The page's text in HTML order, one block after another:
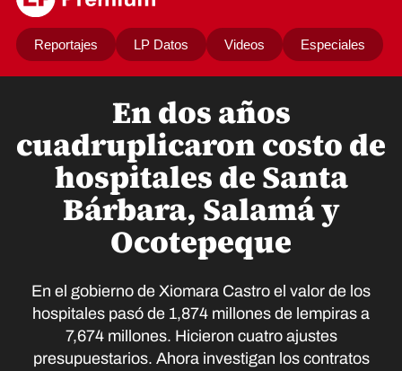
Reportajes LP Datos Videos Especiales
En dos años
cuadruplicaron costo de
hospitales de Santa
Bárbara, Salamá y
Ocotepeque
En el gobierno de Xiomara Castro el valor de los
hospitales pasó de 1,874 millones de lempiras a
7,674 millones. Hicieron cuatro ajustes
presupuestarios. Ahora investigan los contratos